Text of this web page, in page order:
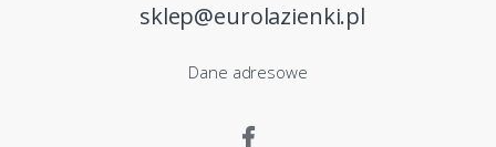
sklep@eurolazienki.pl
Dane adresowe